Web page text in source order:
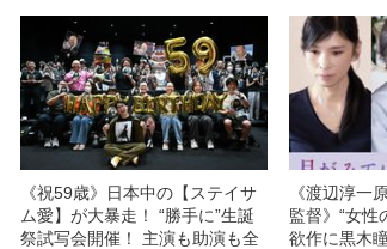
《祝59歳》日本中の【ステイサ
ム愛】が大暴走！ “勝手に”生誕
祭試写会開催！ 主演も助演も全
《渡辺淳一
監督》“女性
欲作に黒木